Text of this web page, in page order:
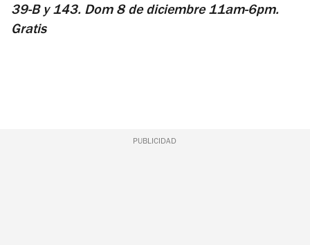
39-B y 143. Dom 8 de diciembre 11am-6pm.
Gratis
PUBLICIDAD